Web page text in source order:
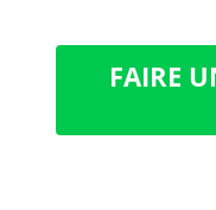
FAIRE